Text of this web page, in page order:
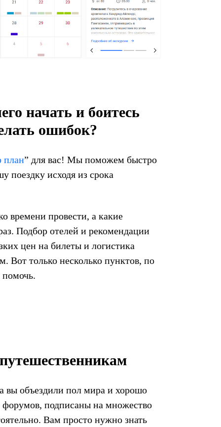
начать и боитесь
ошибок?
план” для вас! Мы поможем быстро
поездку исходя из срока
времени провести, а какие
Подбор отелей и рекомендации
цен на билеты и логистика
Вот только несколько пунктов, по
вы объездили пол мира и хорошо
подписаны на множество
Вам просто нужно знать